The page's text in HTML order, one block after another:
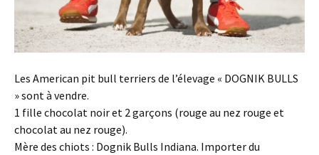
Les American pit bull terriers de l’élevage « DOGNIK BULLS
» sont à vendre.
1 fille chocolat noir et 2 garçons (rouge au nez rouge et
chocolat au nez rouge).
Mère des chiots : Dognik Bulls Indiana. Importer du